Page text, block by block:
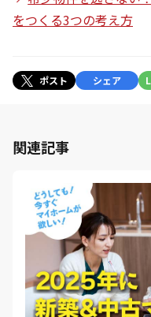
をつくる3つの考え方
ポスト シェア
関連記事